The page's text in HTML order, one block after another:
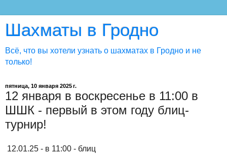
Шахматы в Гродно
Всё, что вы хотели узнать о шахматах в Гродно и не
только!
пятница, 10 января 2025 г.
12 января в воскресенье в 11:00 в
ШШК - первый в этом году блиц-
турнир!
12.01.25 - в 11:00 - блиц